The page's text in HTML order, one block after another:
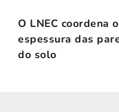
O LNEC coordena
espessura das
do solo